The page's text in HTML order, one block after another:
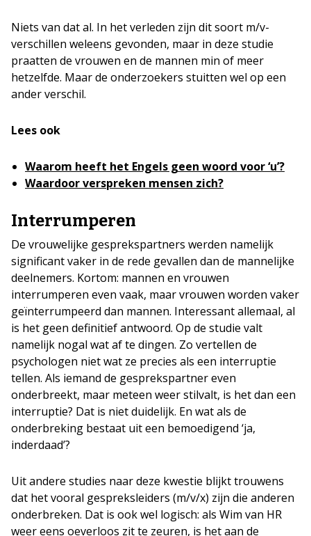
Niets van dat al. In het verleden zijn dit soort m/v-
verschillen weleens gevonden, maar in deze studie
praatten de vrouwen en de mannen min of meer
hetzelfde. Maar de onderzoekers stuitten wel op een
ander verschil.
Lees ook
Waarom heeft het Engels geen woord voor ‘u’?
Waardoor verspreken mensen zich?
Interrumperen
De vrouwelijke gesprekspartners werden namelijk
significant vaker in de rede gevallen dan de mannelijke
deelnemers. Kortom: mannen en vrouwen
interrumperen even vaak, maar vrouwen worden vaker
geïnterrumpeerd dan mannen. Interessant allemaal, al
is het geen definitief antwoord. Op de studie valt
namelijk nogal wat af te dingen. Zo vertellen de
psychologen niet wat ze precies als een interruptie
tellen. Als iemand de gesprekspartner even
onderbreekt, maar meteen weer stilvalt, is het dan een
interruptie? Dat is niet duidelijk. En wat als de
onderbreking bestaat uit een bemoedigend ‘ja,
inderdaad’?
Uit andere studies naar deze kwestie blijkt trouwens
dat het vooral gespreksleiders (m/v/x) zijn die anderen
onderbreken. Dat is ook wel logisch: als Wim van HR
weer eens oeverloos zit te zeuren, is het aan de